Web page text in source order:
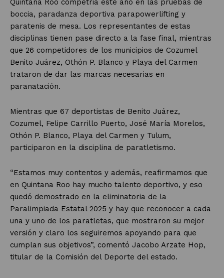
Quintana Roo competriá este año en las pruebas de
boccia, paradanza deportiva parapowerlifting y
paratenis de mesa. Los representantes de estas
disciplinas tienen pase directo a la fase final, mientras
que 26 competidores de los municipios de Cozumel
Benito Juárez, Othón P. Blanco y Playa del Carmen
trataron de dar las marcas necesarias en
paranatación.
Mientras que 67 deportistas de Benito Juárez,
Cozumel, Felipe Carrillo Puerto, José María Morelos,
Othón P. Blanco, Playa del Carmen y Tulum,
participaron en la disciplina de paratletismo.
“Estamos muy contentos y además, reafirmamos que
en Quintana Roo hay mucho talento deportivo, y eso
quedó demostrado en la eliminatoria de la
Paralimpiada Estatal 2025 y hay que reconocer a cada
una y uno de los paratletas, que mostraron su mejor
versión y claro los seguiremos apoyando para que
cumplan sus objetivos”, comentó Jacobo Arzate Hop,
titular de la Comisión del Deporte del estado.